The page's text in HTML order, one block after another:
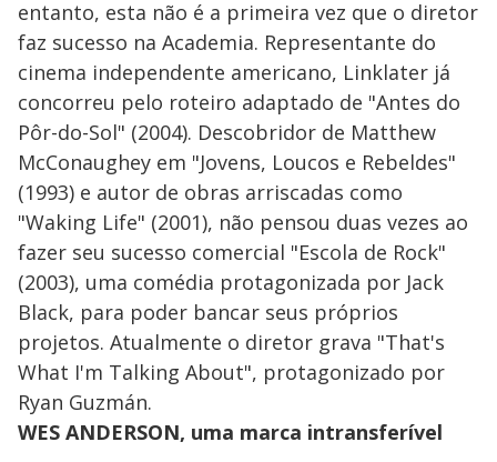
entanto, esta não é a primeira vez que o diretor
faz sucesso na Academia. Representante do
cinema independente americano, Linklater já
concorreu pelo roteiro adaptado de "Antes do
Pôr-do-Sol" (2004). Descobridor de Matthew
McConaughey em "Jovens, Loucos e Rebeldes"
(1993) e autor de obras arriscadas como
"Waking Life" (2001), não pensou duas vezes ao
fazer seu sucesso comercial "Escola de Rock"
(2003), uma comédia protagonizada por Jack
Black, para poder bancar seus próprios
projetos. Atualmente o diretor grava "That's
What I'm Talking About", protagonizado por
Ryan Guzmán.
WES ANDERSON, uma marca intransferível